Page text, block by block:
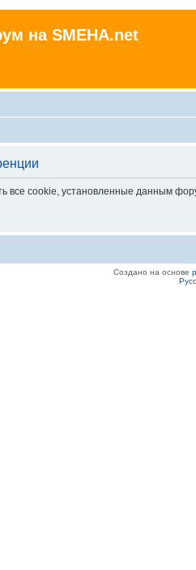
на SMEHA.net
все cookie, установленные данным
Создано на основе